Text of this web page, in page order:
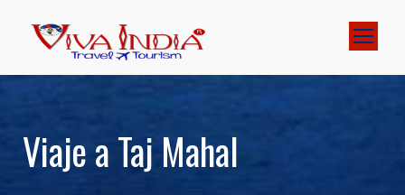
Viaje a Taj Mahal